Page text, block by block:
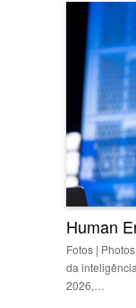
Human
Fotos |
da
2026,…